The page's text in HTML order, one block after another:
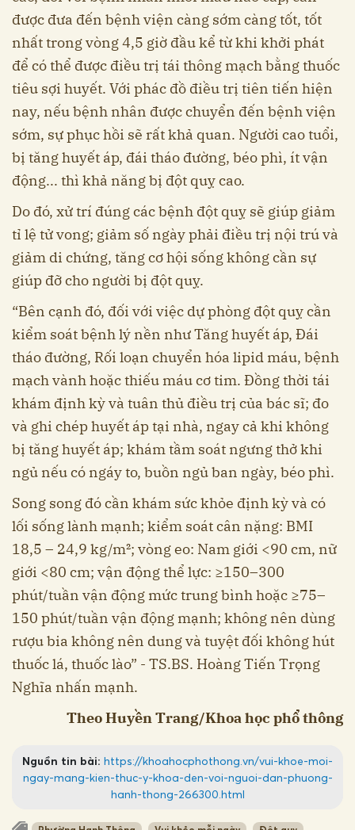
được đưa đến bệnh viện càng sớm càng tốt, tốt
nhất trong vòng 4,5 giờ đầu kể từ khi khởi phát
để có thể được điều trị tái thông mạch bằng thuốc
tiêu sợi huyết. Với phác đồ điều trị tiên tiến hiện
nay, nếu bệnh nhân được chuyển đến bệnh viện
sớm, sự phục hồi sẽ rất khả quan. Người cao tuổi,
bị tăng huyết áp, đái tháo đường, béo phì, ít vận
động... thì khả năng bị đột quỵ cao.
Do đó, xử trí đúng các bệnh đột quỵ sẽ giúp giảm
tỉ lệ tử vong; giảm số ngày phải điều trị nội trú và
giảm di chứng, tăng cơ hội sống không cần sự
giúp đỡ cho người bị đột quỵ.
“Bên cạnh đó, đối với việc dự phòng đột quỵ cần
kiểm soát bệnh lý nền như Tăng huyết áp, Đái
tháo đường, Rối loạn chuyển hóa lipid máu, bệnh
mạch vành hoặc thiếu máu cơ tim. Đồng thời tái
khám định kỳ và tuân thủ điều trị của bác sĩ; đo
và ghi chép huyết áp tại nhà, ngay cả khi không
bị tăng huyết áp; khám tầm soát ngưng thở khi
ngủ nếu có ngáy to, buồn ngủ ban ngày, béo phì.
Song song đó cần khám sức khỏe định kỳ và có
lối sống lành mạnh; kiểm soát cân nặng: BMI
18,5 – 24,9 kg/m²; vòng eo: Nam giới <90 cm, nữ
giới <80 cm; vận động thể lực: ≥150–300
phút/tuần vận động mức trung bình hoặc ≥75–
150 phút/tuần vận động mạnh; không nên dùng
rượu bia không nên dung và tuyệt đối không hút
thuốc lá, thuốc lào” - TS.BS. Hoàng Tiến Trọng
Nghĩa nhấn mạnh.
Theo Huyền Trang/Khoa học phổ thông
Nguồn tin bài: https://khoahocphothong.vn/vui-khoe-moi-
ngay-mang-kien-thuc-y-khoa-den-voi-nguoi-dan-phuong-
hanh-thong-266300.html